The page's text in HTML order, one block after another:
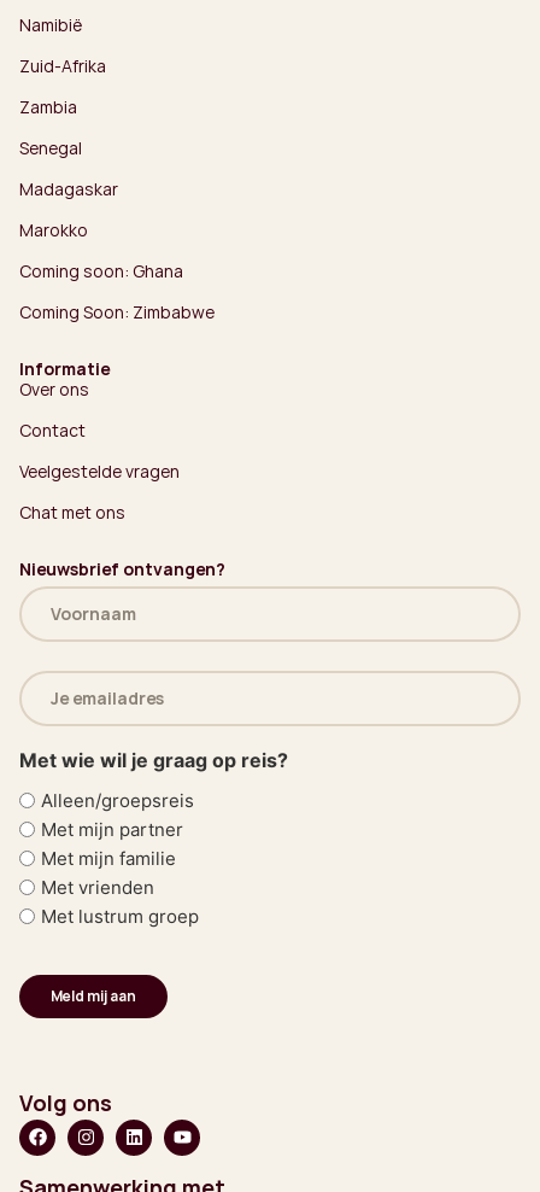
Namibië
Zuid-Afrika
Zambia
Senegal
Madagaskar
Marokko
Coming soon: Ghana
Coming Soon: Zimbabwe
Informatie
Over ons
Contact
Veelgestelde vragen
Chat met ons
Nieuwsbrief ontvangen?
Naam
(Vereist)
E-
mailadres
(Vereist)
Met wie wil je graag op reis?
Alleen/groepsreis
Met mijn partner
Met mijn familie
Met vrienden
Met lustrum groep
Volg ons